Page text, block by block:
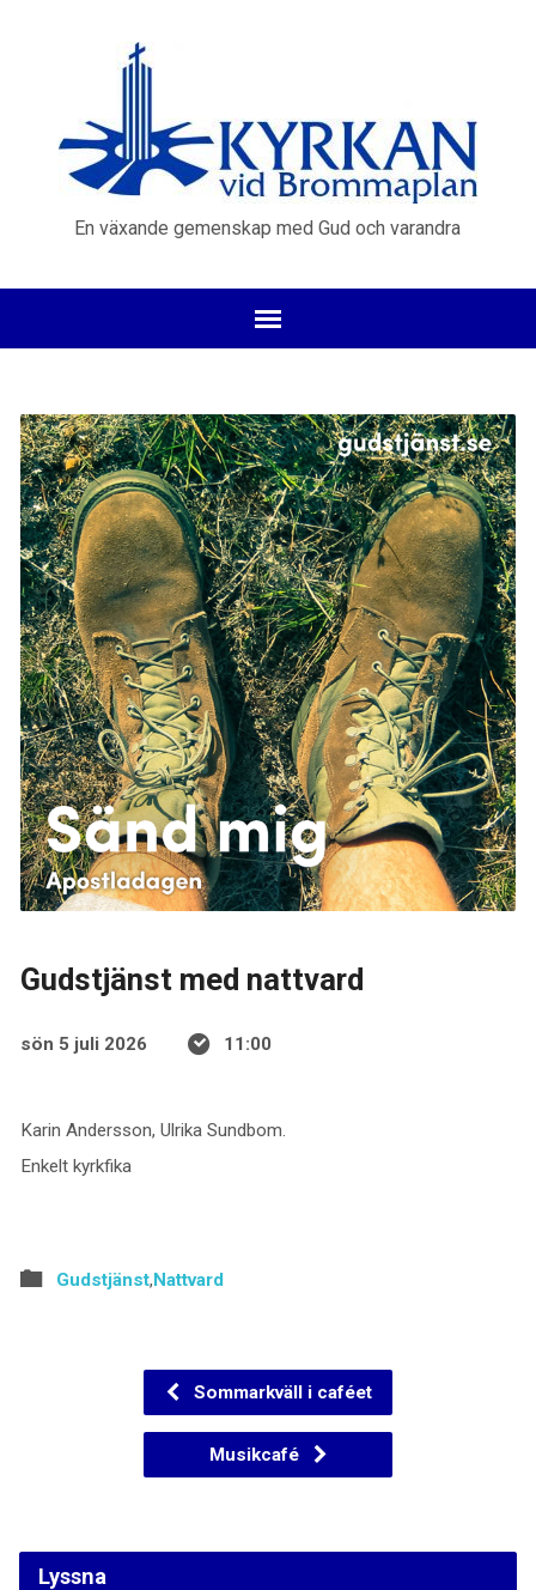
En växande gemenskap med Gud och varandra
Gudstjänst med nattvard
sön 5 juli 2026 11:00
Karin Andersson, Ulrika Sundbom.
Enkelt kyrkfika
Gudstjänst,Nattvard
Sommarkväll i caféet
Musikcafé
Lyssna